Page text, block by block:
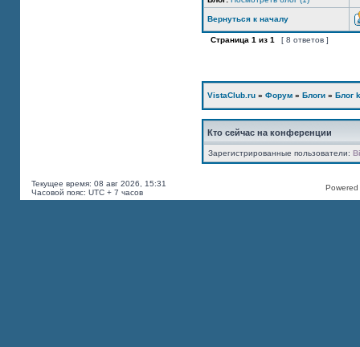
Вернуться к началу
Страница 1 из 1 [ 8 ответов ]
VistaClub.ru » Форум » Блоги » Блог
Кто сейчас на конференции
Зарегистрированные пользователи:
Текущее время: 08 авг 2026, 15:31
Часовой пояс: UTC + 7 часов